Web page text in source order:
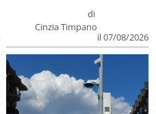
di
Cinzia Timpano
il 07/08/2026